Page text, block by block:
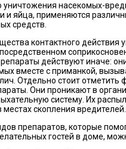
насекомых-
и яйца, применяются
средств.
контактного действия
действуют иначе:
вместе с приманкой,
Отдельно стоит отметить
Они проникают в
систему. Их
скопления вредителей.
препаратов, которые
гостей в доме,